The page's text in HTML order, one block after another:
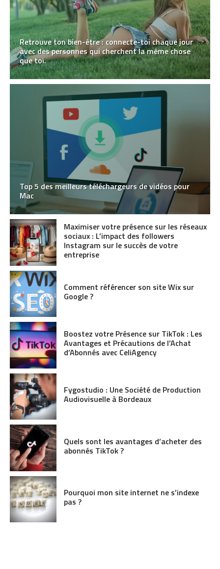
Retrouve ton bien-être : connecte-toi chaque jour
avec des personnes qui cherchent la même chose
que toi.
Top 5 des meilleurs téléchargeurs de vidéos pour
Mac
Maximiser votre présence sur les réseaux
sociaux : L’impact des followers
Instagram sur le succès de votre
entreprise
Comment référencer son site Wix sur
Google ?
Boostez votre Présence sur TikTok : Les
Avantages et Précautions de l’Achat
d’Abonnés avec CeliAgency
Fygostudio : Une Société de Production
Audiovisuelle à Bordeaux
Quels sont les avantages d’acheter des
abonnés TikTok ?
Pourquoi mon site internet ne s’indexe
pas ?